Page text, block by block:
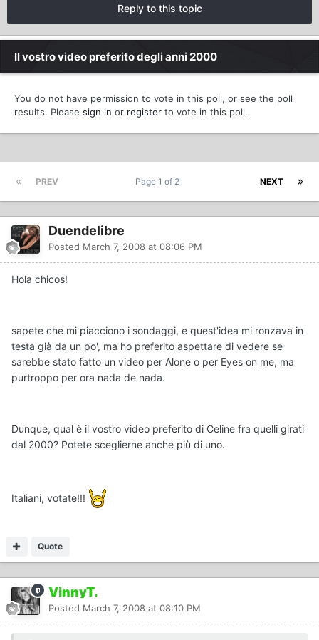
Reply to this topic
Il vostro video preferito degli anni 2000
You do not have permission to vote in this poll, or see the poll
results. Please sign in or register to vote in this poll.
PREV NEXT
Page 1 of 2
Duendelibre
Posted March 7, 2008 at 08:06 PM
Hola chicos!
sapete che mi piacciono i sondaggi, e quest'idea mi ronzava in
testa già da un po', ma ho preferito aspettare di vedere se
sarebbe stato fatto un video per Alone o per Eyes on me, ma
purtroppo per ora nada de nada.
Dunque, qual è il vostro video preferito di Celine fra quelli girati
dal 2000? Potete sceglierne anche più di uno.
Italiani, votate!!!
Quote
VinnyT.
Posted March 7, 2008 at 08:10 PM